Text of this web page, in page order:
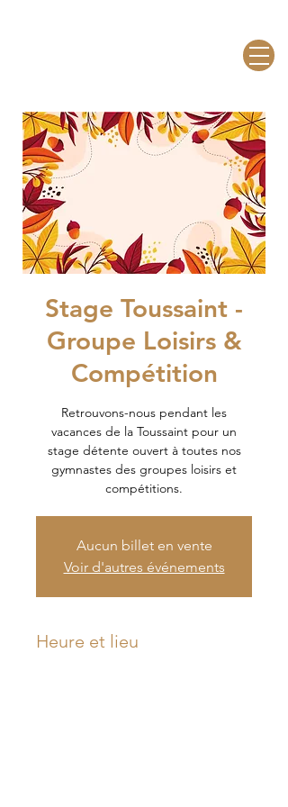
Stage Toussaint -
Groupe Loisirs &
Compétition
Retrouvons-nous pendant les
vacances de la Toussaint pour un
stage détente ouvert à toutes nos
gymnastes des groupes loisirs et
compétitions.
Aucun billet en vente
Voir d'autres événements
Heure et lieu